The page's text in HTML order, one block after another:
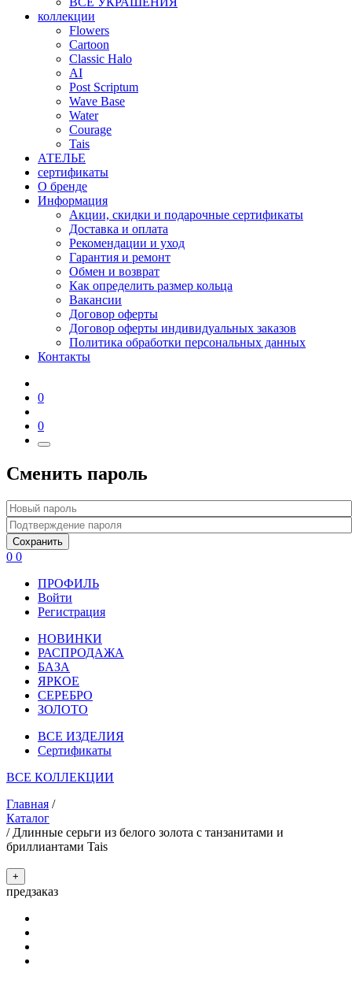
коллекции
Flowers
Cartoon
Classic Halo
AI
Post Scriptum
Wave Base
Water
Courage
Tais
АТЕЛЬЕ
сертификаты
О бренде
Информация
Акции, скидки и подарочные сертификаты
Доставка и оплата
Рекомендации и уход
Гарантия и ремонт
Обмен и возврат
Как определить размер кольца
Вакансии
Договор оферты
Договор оферты индивидуальных заказов
Политика обработки персональных данных
Контакты
0
0
Сменить пароль
Сохранить
0 0
ПРОФИЛЬ
Войти
Регистрация
НОВИНКИ
РАСПРОДАЖА
БАЗА
ЯРКОЕ
СЕРЕБРО
ЗОЛОТО
ВСЕ ИЗДЕЛИЯ
Сертификаты
ВСЕ КОЛЛЕКЦИИ
Главная /
Каталог
/ Длинные серьги из белого золота с танзанитами и
бриллиантами Tais
+
предзаказ